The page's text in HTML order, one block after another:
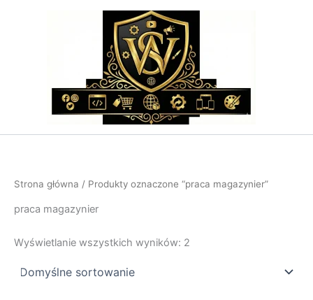
Strona główna / Produkty oznaczone “praca magazynier”
praca magazynier
Wyświetlanie wszystkich wyników: 2